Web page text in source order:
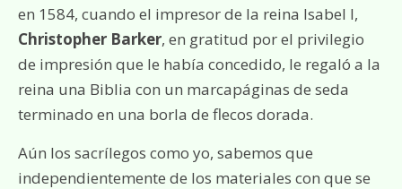
en 1584, cuando el impresor de la reina Isabel I,
Christopher Barker, en gratitud por el privilegio
de impresión que le había concedido, le regaló a la
reina una Biblia con un marcapáginas de seda
terminado en una borla de flecos dorada.
Aún los sacrílegos como yo, sabemos que
independientemente de los materiales con que se